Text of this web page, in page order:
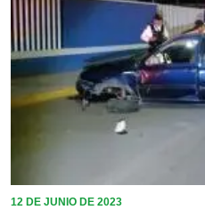
12 DE JUNIO DE 2023